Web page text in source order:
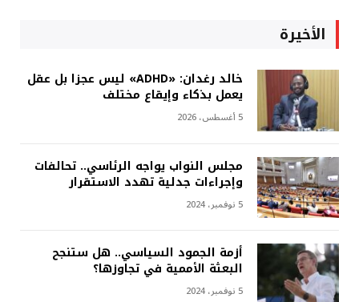
الأخيرة
خالد رغدان: «ADHD» ليس عجزا بل عقل
يعمل بذكاء وإيقاع مختلف
5 أغسطس، 2026
مجلس النواب يواجه الرئاسي.. تحالفات
وإجراءات جدلية تهدد الاستقرار
5 نوفمبر، 2024
أزمة الجمود السياسي.. هل ستنجح
البعثة الأممية في تجاوزها؟
5 نوفمبر، 2024